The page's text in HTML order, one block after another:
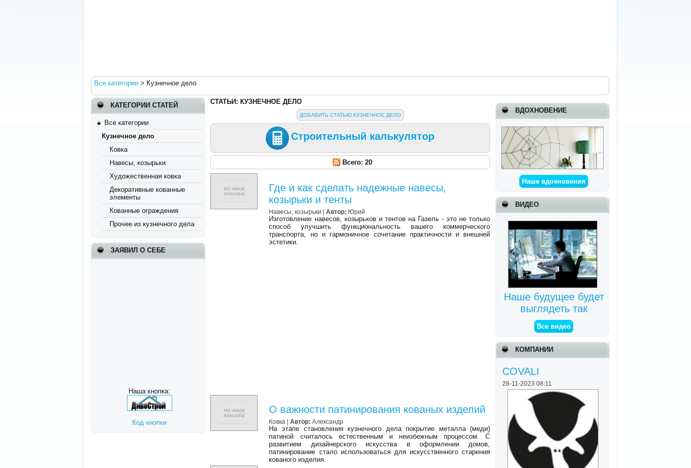
Все категории > Кузнечное дело
КАТЕГОРИИ СТАТЕЙ
Все категории
Кузнечное дело
Ковка
Навесы, козырьки
Художественная ковка
Декоративные кованные
элементы
Кованные ограждения
Прочее из кузнечного дела
ЗАЯВИЛ О СЕБЕ
Наша кнопка:
Код кнопки
ВДОХНОВЕНИЕ
Наше вдохновения
ВИДЕО
Наше будущее будет
выглядеть так
Все видео
КОМПАНИИ
COVALI
28-11-2023 08:11
СТАТЬИ: КУЗНЕЧНОЕ ДЕЛО
ДОБАВИТЬ СТАТЬЮ КУЗНЕЧНОЕ ДЕЛО
Строительный калькулятор
Всего: 20
Где и как сделать надежные навесы,
козырьки и тенты
Навесы, козырьки |Автор: Юрий
Изготовление навесов, козырьков и тентов на Газель - это не только
способ улучшить функциональность вашего коммерческого
транспорта, но и гармоничное сочетание практичности и внешней
эстетики.
О важности патинирования кованых изделий
Ковка |Автор: Александр
На этапе становления кузнечного дела покрытие металла (меди)
патиной считалось естественным и неизбежным процессом. С
развитием дизайнерского искусства в оформлении домов,
патинирование стало использоваться для искусственного старения
кованого изделия.